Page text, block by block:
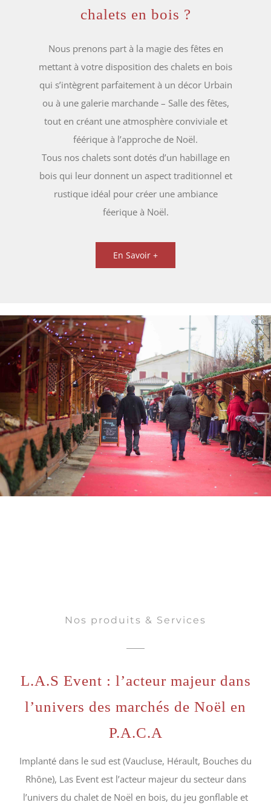
chalets en bois ?
Nous prenons part à la magie des fêtes en
mettant à votre disposition des chalets en bois
qui s’intègrent parfaitement à un décor Urbain
ou à une galerie marchande – Salle des fêtes,
tout en créant une atmosphère conviviale et
féérique à l’approche de Noël.
Tous nos chalets sont dotés d’un habillage en
bois qui leur donnent un aspect traditionnel et
rustique idéal pour créer une ambiance
féerique à Noël.
En Savoir +
Nos produits & Services
L.A.S Event : l’acteur majeur dans
l’univers des marchés de Noël en
P.A.C.A
Implanté dans le sud est (Vaucluse, Hérault, Bouches du
Rhône), Las Event est l’acteur majeur du secteur dans
l’univers du chalet de Noël en bois, du jeu gonflable et